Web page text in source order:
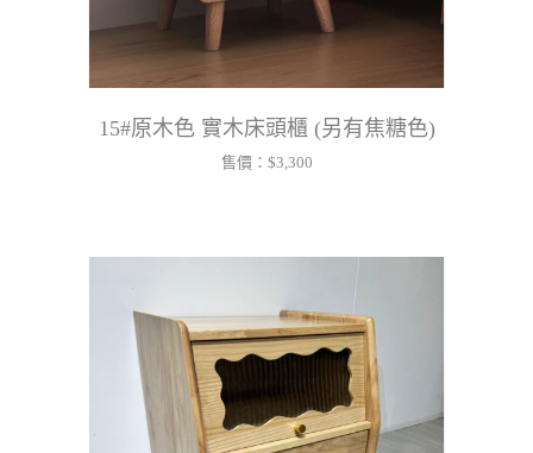
15#原木色 實木床頭櫃 (另有焦糖色)
售價： $3,300